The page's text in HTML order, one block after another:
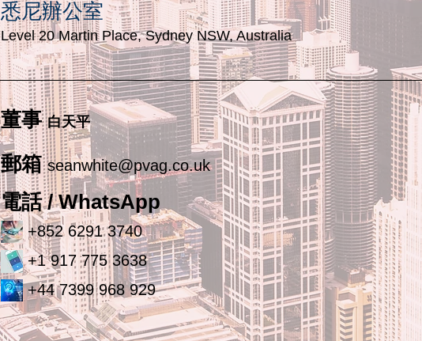
悉尼辦公室
Level 20 Martin Place, Sydney NSW, Australia
董事白天平
郵箱 seanwhite@pvag.co.uk
電話 / WhatsApp
+852 6291 3740
+1 917 775 3638
+44 7399 968 929